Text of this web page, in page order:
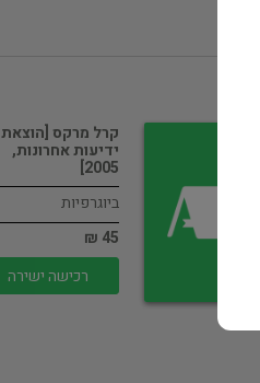
קרל מרקס [הוצאת
ידיעות אחרונות,
2005]
ביוגרפיות
45 ₪
רכישה ישירה